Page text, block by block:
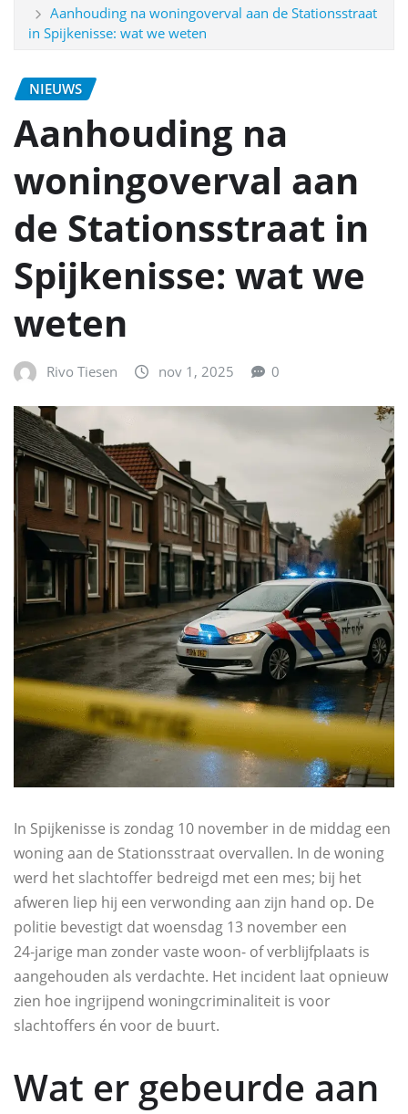
Aanhouding na woningoverval aan de Stationsstraat
in Spijkenisse: wat we weten
NIEUWS
Aanhouding na
woningoverval aan
de Stationsstraat in
Spijkenisse: wat we
weten
Rivo Tiesen nov 1, 2025 0
In Spijkenisse is zondag 10 november in de middag een
woning aan de Stationsstraat overvallen. In de woning
werd het slachtoffer bedreigd met een mes; bij het
afweren liep hij een verwonding aan zijn hand op. De
politie bevestigt dat woensdag 13 november een
24‑jarige man zonder vaste woon- of verblijfplaats is
aangehouden als verdachte. Het incident laat opnieuw
zien hoe ingrijpend woningcriminaliteit is voor
slachtoffers én voor de buurt.
Wat er gebeurde aan